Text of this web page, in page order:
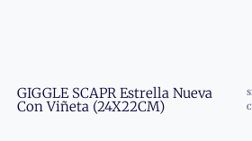
GIGGLE SCAPR Estrella Nueva
Con Viñeta (24X22CM)